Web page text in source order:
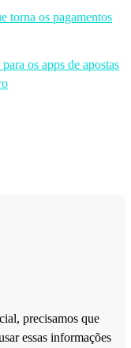
torna os pagamentos
os apps de apostas
precisamos que
essas informações